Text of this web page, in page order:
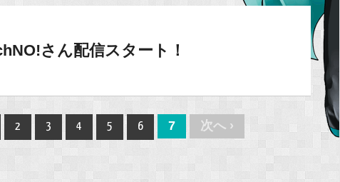
さん配信スタート！
2 3 4 5 6 7 次へ ›